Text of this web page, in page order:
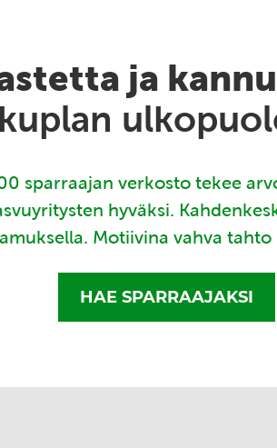
ja
kuplan
sparraajan verkosto tekee
hyväksi.
Motiivina vahva
HAE SPARRAAJAKSI